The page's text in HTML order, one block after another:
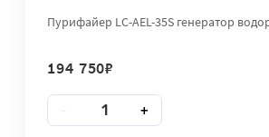
Пурифайер LC-AEL-35S генератор
194 750₽
Количество +